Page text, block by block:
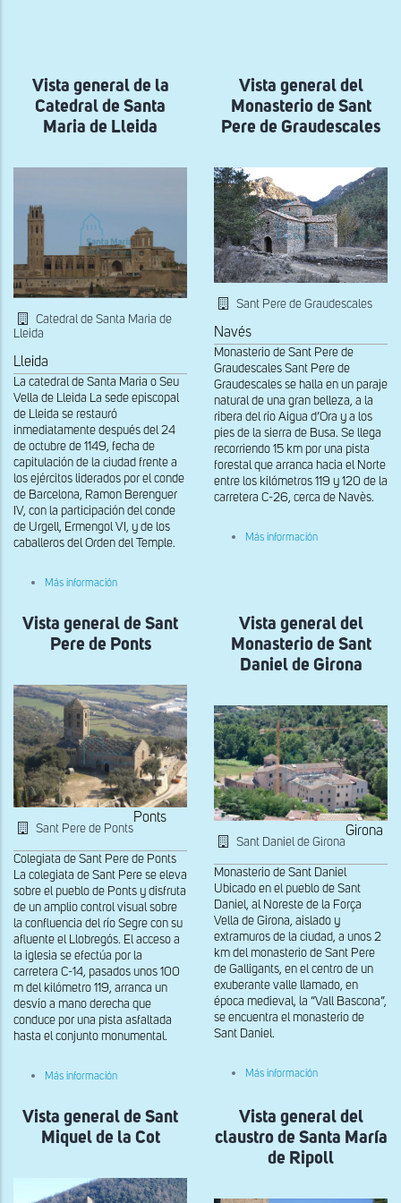
navegación
Vista general de la
Catedral de Santa
Maria de Lleida
Catedral de Santa Maria de
Lleida
Lleida
La catedral de Santa Maria o Seu
Vella de Lleida La sede episcopal
de Lleida se restauró
inmediatamente después del 24
de octubre de 1149, fecha de
capitulación de la ciudad frente a
los ejércitos liderados por el conde
de Barcelona, Ramon Berenguer
IV, con la participación del conde
de Urgell, Ermengol VI, y de los
caballeros del Orden del Temple.
Más información
de
Catedral
Maria
de
Lleida
Vista general del
Monasterio de Sant
Pere de Graudescales
Sant Pere de Graudescales
Navés
Monasterio de Sant Pere de
Graudescales Sant Pere de
Graudescales se halla en un paraje
natural de una gran belleza, a la
ribera del río Aigua d’Ora y a los
pies de la sierra de Busa. Se llega
recorriendo 15 km por una pista
forestal que arranca hacia el Norte
entre los kilómetros 119 y 120 de la
carretera C-26, cerca de Navès.
Más información
Sant
Pere
de
Graudescales
Vista general de Sant
Pere de Ponts
Sant Pere de Ponts
Ponts
Colegiata de Sant Pere de Ponts
La colegiata de Sant Pere se eleva
sobre el pueblo de Ponts y disfruta
de un amplio control visual sobre
la confluencia del río Segre con su
afluente el Llobregós. El acceso a
la iglesia se efectúa por la
carretera C-14, pasados unos 100
m del kilómetro 119, arranca un
desvío a mano derecha que
conduce por una pista asfaltada
hasta el conjunto monumental.
Más información
de
Pere
Vista general del
Monasterio de Sant
Daniel de Girona
Sant Daniel de Girona
Girona
Monasterio de Sant Daniel
Ubicado en el pueblo de Sant
Daniel, al Noreste de la Força
Vella de Girona, aislado y
extramuros de la ciudad, a unos 2
km del monasterio de Sant Pere
de Galligants, en el centro de un
exuberante valle llamado, en
época medieval, la “Vall Bascona”,
se encuentra el monasterio de
Sant Daniel.
Más información
del
Monasterio
de
Sant
Daniel
Vista general de Sant
Miquel de la Cot
Vista general del
claustro de Santa María
de Ripoll